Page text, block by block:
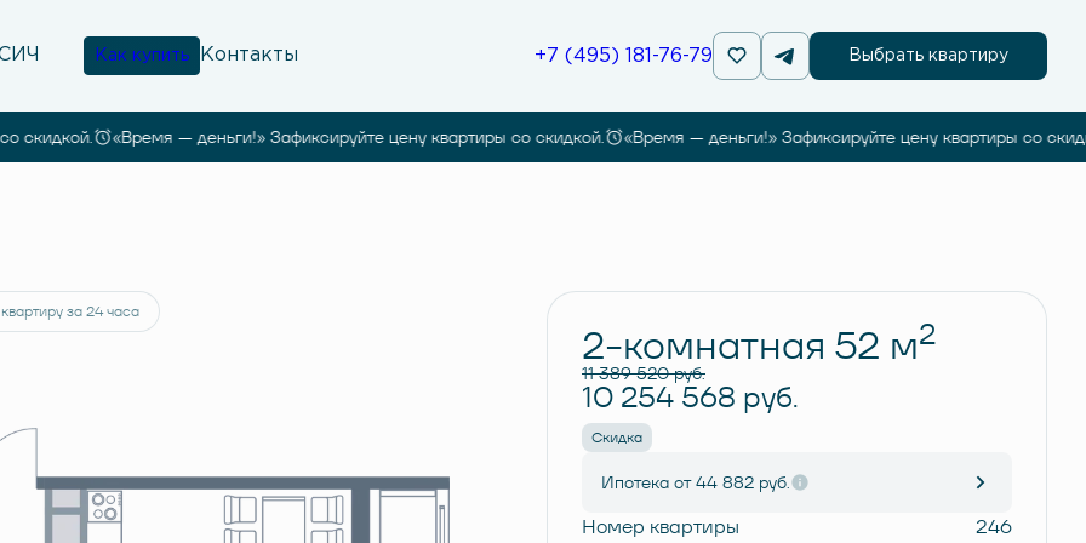
«Время — деньги!» Зафиксируйте цену квартиры со скидкой. «Время — деньги!» Зафиксируйте цену квартиры со
Как купить Контакты +7 (495) 181-76-79 Выбрать квартиру
за 24 часа
2-комнатная 52 м2
11 389 520 руб.
10 254 568 руб.
Скидка
Ипотека от 44 882 руб.
Номер квартиры 246